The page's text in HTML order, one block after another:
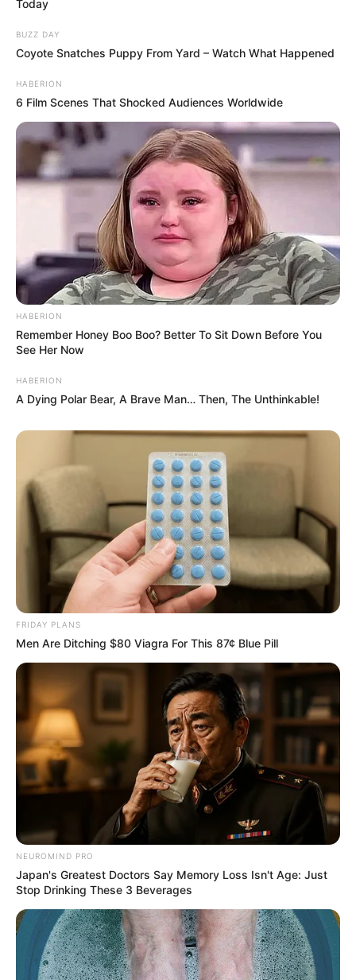
Today
BUZZ DAY
Coyote Snatches Puppy From Yard – Watch What Happened
HABERION
6 Film Scenes That Shocked Audiences Worldwide
HABERION
Remember Honey Boo Boo? Better To Sit Down Before You
See Her Now
HABERION
A Dying Polar Bear, A Brave Man… Then, The Unthinkable!
FRIDAY PLANS
Men Are Ditching $80 Viagra For This 87¢ Blue Pill
NEUROMIND PRO
Japan's Greatest Doctors Say Memory Loss Isn't Age: Just
Stop Drinking These 3 Beverages